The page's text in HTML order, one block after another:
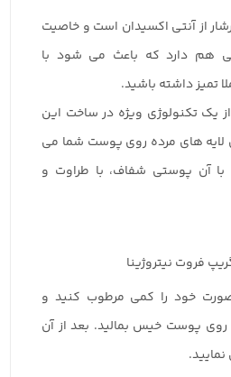
از آنتی اکسیدان است و خاصیت
هم دارد که باعث می شود با
تمیز داشته باشید.
یک تکنولوژی ویژه در ساخت این
لایه های مرده روی پوست شما می
آن پوستی شفاف، با طراوت و
فروت نیتروژینا
خود را کمی مرطوب کنید و
روی پوست خیس بمالید. بعد از آن